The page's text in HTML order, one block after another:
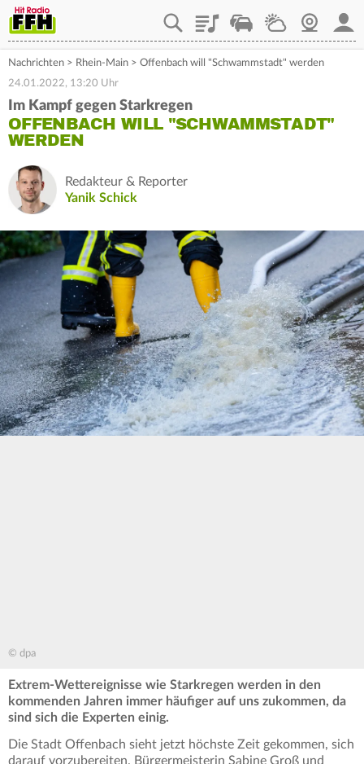
PlaylistStaupilotWetterWebcam
Nachrichten > Rhein-Main > Offenbach will "Schwammstadt" werden
24.01.2022, 13:20 Uhr
Im Kampf gegen Starkregen
OFFENBACH WILL "SCHWAMMSTADT"
WERDEN
Redakteur & Reporter
Yanik Schick
© dpa
Extrem-Wettereignisse wie Starkregen werden in den
kommenden Jahren immer häufiger auf uns zukommen, da
sind sich die Experten einig.
Die Stadt Offenbach sieht jetzt höchste Zeit gekommen, sich
darauf vorzubereiten. Bürgermeisterin Sabine Groß und